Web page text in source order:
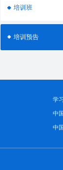
培训班
培训预告
学
中
中